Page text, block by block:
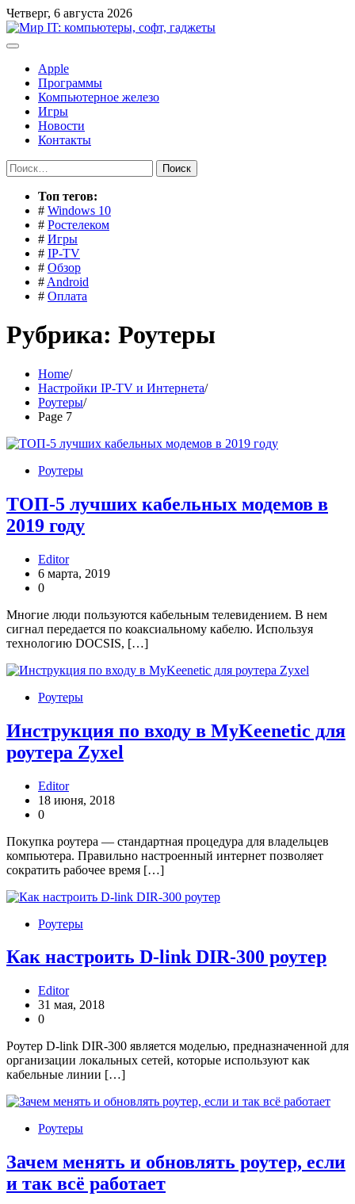
Перейти
к
содержимому
Четверг, 6 августа 2026
Apple
Программы
Компьютерное железо
Игры
Новости
Контакты
Найти:
Toп тегов:
# Windows 10
# Ростелеком
# Игры
# IP-TV
# Обзор
# Android
# Оплата
Рубрика: Роутеры
Home
Настройки IP-TV и Интернета
Роутеры
Page 7
Роутеры
ТОП-5 лучших кабельных модемов в
2019 году
Editor
6 марта, 2019
0
Многие люди пользуются кабельным телевидением. В нем
сигнал передается по коаксиальному кабелю. Используя
технологию DOCSIS, […]
Роутеры
Инструкция по входу в MyKeenetic для
роутера Zyxel
Editor
18 июня, 2018
0
Покупка роутера — стандартная процедура для владельцев
компьютера. Правильно настроенный интернет позволяет
сократить рабочее время […]
Роутеры
Как настроить D-link DIR-300 роутер
Editor
31 мая, 2018
0
Роутер D-link DIR-300 является моделью, предназначенной для
организации локальных сетей, которые используют как
кабельные линии […]
Роутеры
Зачем менять и обновлять роутер, если
и так всё работает